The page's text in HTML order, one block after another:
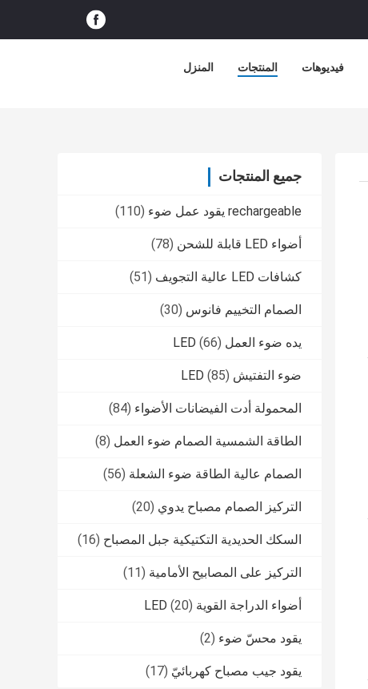
المنزل المنتجات فيديوهات
جميع المنتجات
rechargeable يقود عمل ضوء (110)
أضواء LED قابلة للشحن (78)
كشافات LED عالية التجويف (51)
الصمام التخييم فانوس (30)
يده ضوء العمل LED (66)
ضوء التفتيش LED (85)
المحمولة أدت الفيضانات الأضواء (84)
الطاقة الشمسية الصمام ضوء العمل (8)
الصمام عالية الطاقة ضوء الشعلة (56)
التركيز الصمام مصباح يدوي (20)
السكك الحديدية التكتيكية جبل المصباح (16)
التركيز على المصابيح الأمامية (11)
أضواء الدراجة القوية LED (20)
يقود محسّ ضوء (2)
يقود جيب مصباح كهربائيّ (17)